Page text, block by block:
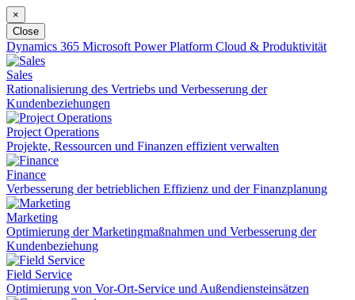
×
Close
Dynamics 365 Microsoft Power Platform Cloud & Produktivität
Sales
Rationalisierung des Vertriebs und Verbesserung der
Kundenbeziehungen
Project Operations
Projekte, Ressourcen und Finanzen effizient verwalten
Finance
Verbesserung der betrieblichen Effizienz und der Finanzplanung
Marketing
Optimierung der Marketingmaßnahmen und Verbesserung der
Kundenbeziehung
Field Service
Optimierung von Vor-Ort-Service und Außendiensteinsätzen